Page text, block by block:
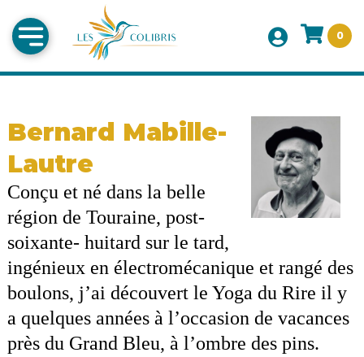
0
Bernard Mabille-
Lautre
Conçu et né dans la belle
région de Touraine, post-
soixante- huitard sur le tard,
ingénieux en électromécanique et rangé des
boulons, j’ai découvert le Yoga du Rire il y
a quelques années à l’occasion de vacances
près du Grand Bleu, à l’ombre des pins.